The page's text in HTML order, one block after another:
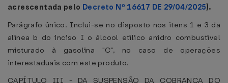
acrescentada pelo Decreto Nº 16617 DE 29/04/2025).
Parágrafo único. Inclui-se no disposto nos itens 1 e 3 da
alínea b do inciso I o álcool etílico anidro combustível
misturado à gasolina "C", no caso de operações
interestaduais com este produto.
CAPÍTULO III - DA SUSPENSÃO DA COBRANÇA DO